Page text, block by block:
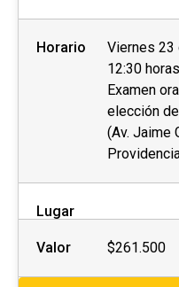
Horario
Viernes 23
12:30
Examen
elección
(Av. Jaime
Lugar
Valor $261.500